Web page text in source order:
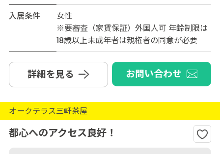
入居条件
女性
※要審査（家賃保証）外国人可 年齢制限は
18歳以上未成年者は親権者の同意が必要
詳細を見る お問い合わせ
オークテラス三軒茶屋
都心へのアクセス良好！